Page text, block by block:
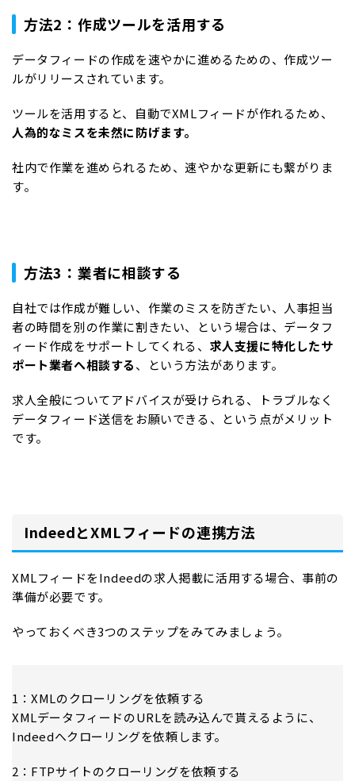
方法2：作成ツールを活用する
データフィードの作成を速やかに進めるための、作成ツー
ルがリリースされています。
ツールを活用すると、自動でXMLフィードが作れるため、
人為的なミスを未然に防げます。
社内で作業を進められるため、速やかな更新にも繋がりま
す。
方法3：業者に相談する
自社では作成が難しい、作業のミスを防ぎたい、人事担当
者の時間を別の作業に割きたい、という場合は、データフ
ィード作成をサポートしてくれる、 求人支援に特化したサ
ポート業者へ相談する、という方法があります。
求人全般についてアドバイスが受けられる、トラブルなく
データフィード送信をお願いできる、という点がメリット
です。
IndeedとXMLフィードの連携方法
XMLフィードをIndeedの求人掲載に活用する場合、事前の
準備が必要です。
やっておくべき3つのステップをみてみましょう。
1：XMLのクローリングを依頼する
XMLデータフィードのURLを読み込んで貰えるように、
Indeedへクローリングを依頼します。
2：FTPサイトのクローリングを依頼する